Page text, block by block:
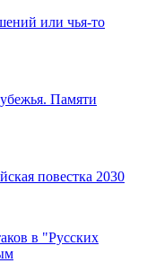
или чья-то
Памяти
повестка 2030
в "Русских